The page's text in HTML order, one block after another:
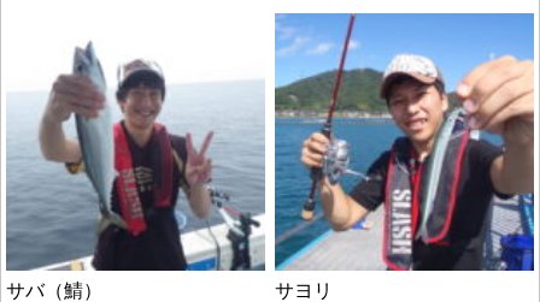
サバ（鯖） サヨリ